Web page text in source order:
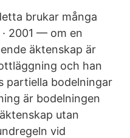
brukar många
2001 — om en
äktenskap är
och han
partiella bodelningar
är bodelningen
utan
vid